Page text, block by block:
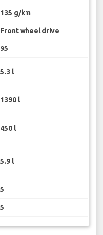
135 g/km
Front wheel drive
95
5.3 l
1390 l
450 l
5.9 l
5
5